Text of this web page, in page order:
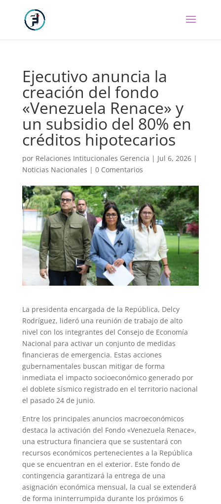
Ejecutivo anuncia la
creación del fondo
«Venezuela Renace» y
un subsidio del 80% en
créditos hipotecarios
por Relaciones Intitucionales Gerencia | Jul 6, 2026|
Noticias Nacionales | 0 Comentarios
La presidenta encargada de la República, Delcy
Rodríguez, lideró una reunión de trabajo de alto
nivel con los integrantes del Consejo de Economía
Nacional para activar un conjunto de medidas
financieras de emergencia. Estas acciones
gubernamentales buscan mitigar de forma
inmediata el impacto socioeconómico generado por
el doblete sísmico registrado en el territorio nacional
el pasado 24 de junio.
Entre los principales anuncios macroeconómicos
destaca la activación del Fondo «Venezuela Renace»,
una estructura financiera que se sustentará con
recursos económicos pertenecientes a la República
que se encuentran en el exterior. Este fondo de
contingencia garantizará la entrega de una
asignación económica mensual, la cual se extenderá
de forma ininterrumpida durante los próximos 6